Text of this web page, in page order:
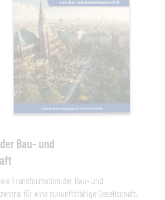
Bau- und
Transformation der Bau- und
für eine zukunftsfähige Gesellschaft.